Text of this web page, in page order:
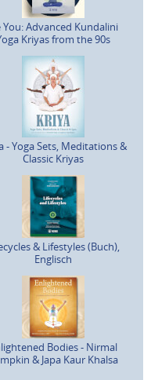
You: Advanced Kundalini
Kriyas from the 90s
- Yoga Sets, Meditations &
Classic Kriyas
& Lifestyles (Buch),
Englisch
Bodies - Nirmal
& Japa Kaur Khalsa